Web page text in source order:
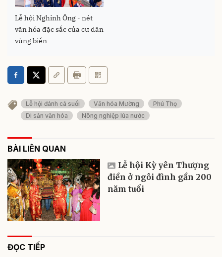
Lễ hội Nghinh Ông - nét
văn hóa đặc sắc của cư dân
vùng biển
Lễ hội đánh cá suối Văn hóa Mường
Phú Thọ
Di sản văn hóa
Nông nghiệp lúa nước
BÀI LIÊN QUAN
Lễ hội Kỳ yên Thượng
điền ở ngôi đình gần 200
năm tuổi
ĐỌC TIẾP